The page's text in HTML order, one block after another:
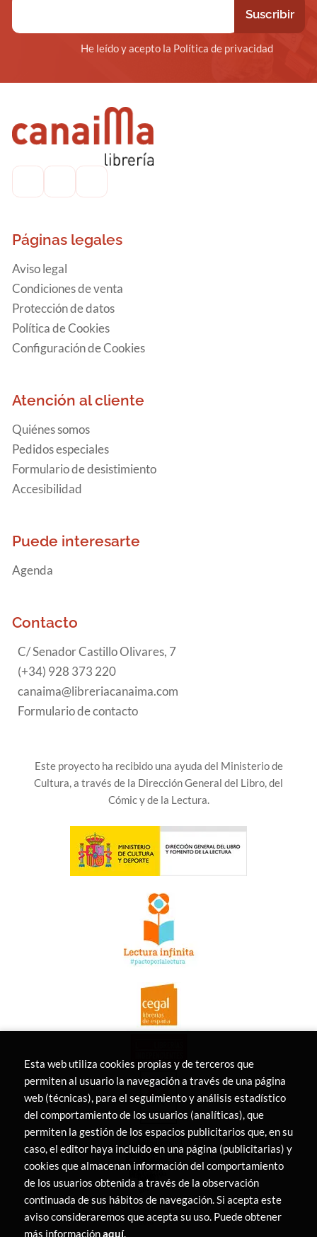
He leído y acepto la Política de privacidad
Páginas legales
Aviso legal
Condiciones de venta
Protección de datos
Política de Cookies
Configuración de Cookies
Atención al cliente
Quiénes somos
Pedidos especiales
Formulario de desistimiento
Accesibilidad
Puede interesarte
Agenda
Contacto
C/ Senador Castillo Olivares, 7
(+34) 928 373 220
canaima@libreriacanaima.com
Formulario de contacto
Este proyecto ha recibido una ayuda del Ministerio de
Cultura, a través de la Dirección General del Libro, del
Cómic y de la Lectura.
Esta web utiliza cookies propias y de terceros que
permiten al usuario la navegación a través de una página
web (técnicas), para el seguimiento y análisis estadístico
del comportamiento de los usuarios (analíticas), que
permiten la gestión de los espacios publicitarios que, en su
caso, el editor haya incluido en una página (publicitarias) y
cookies que almacenan información del comportamiento
de los usuarios obtenida a través de la observación
continuada de sus hábitos de navegación. Si acepta este
aviso consideraremos que acepta su uso. Puede obtener
más informaciónaquí.